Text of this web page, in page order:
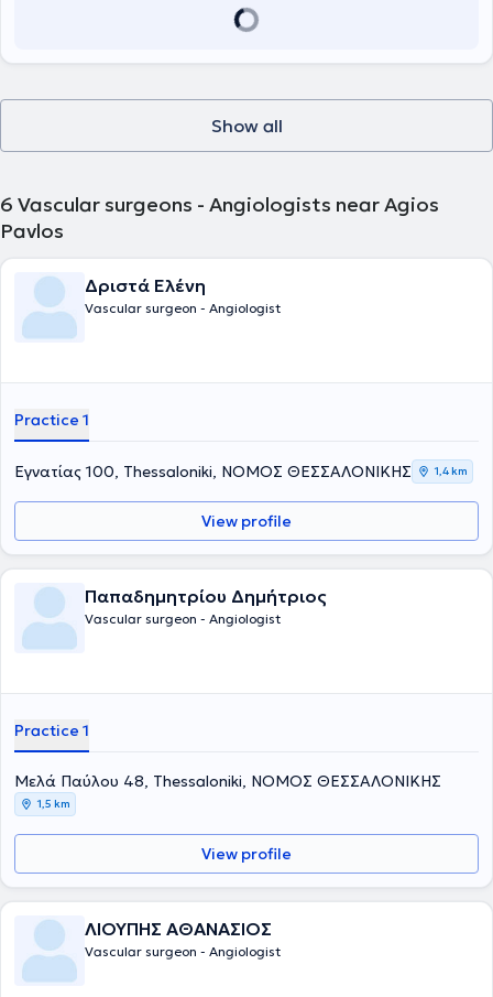
the University General Hospital of Patras. He is a PhD candidate at
the authorship of scientific articles, and presentations at vascular
Show all
6 Vascular surgeons - Angiologists near Agios
Pavlos
Δριστά Ελένη
Vascular surgeon - Angiologist
Practice 1
Εγνατίας 100, Thessaloniki, ΝΟΜΟΣ ΘΕΣΣΑΛΟΝΙΚΗΣ 1,4 km
View profile
Παπαδημητρίου Δημήτριος
Vascular surgeon - Angiologist
Practice 1
Μελά Παύλου 48, Thessaloniki, ΝΟΜΟΣ ΘΕΣΣΑΛΟΝΙΚΗΣ
1,5 km
View profile
ΛΙΟΥΠΗΣ ΑΘΑΝΑΣΙΟΣ
Vascular surgeon - Angiologist